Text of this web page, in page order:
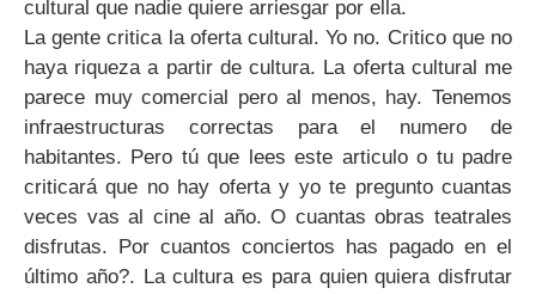
cultural que nadie quiere arriesgar por ella.
La gente critica la oferta cultural. Yo no. Critico que no
haya riqueza a partir de cultura. La oferta cultural me
parece muy comercial pero al menos, hay. Tenemos
infraestructuras correctas para el numero de
habitantes. Pero tú que lees este articulo o tu padre
criticará que no hay oferta y yo te pregunto cuantas
veces vas al cine al año. O cuantas obras teatrales
disfrutas. Por cuantos conciertos has pagado en el
último año?. La cultura es para quien quiera disfrutar